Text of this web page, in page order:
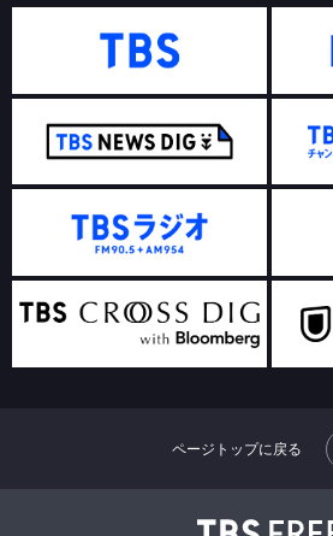
ページトップに戻る